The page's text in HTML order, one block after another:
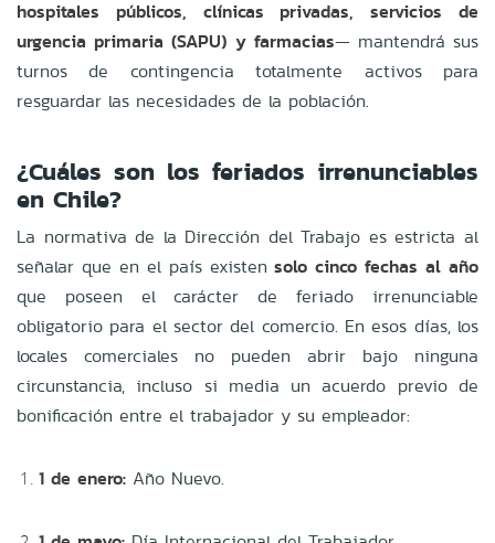
hospitales públicos, clínicas privadas, servicios de
urgencia primaria (SAPU) y farmacias— mantendrá sus
turnos de contingencia totalmente activos para
resguardar las necesidades de la población.
¿Cuáles son los feriados irrenunciables
en Chile?
La normativa de la Dirección del Trabajo es estricta al
señalar que en el país existensolo cinco fechas al año
que poseen el carácter de feriado irrenunciable
obligatorio para el sector del comercio. En esos días, los
locales comerciales no pueden abrir bajo ninguna
circunstancia, incluso si media un acuerdo previo de
bonificación entre el trabajador y su empleador:
1 de enero: Año Nuevo.